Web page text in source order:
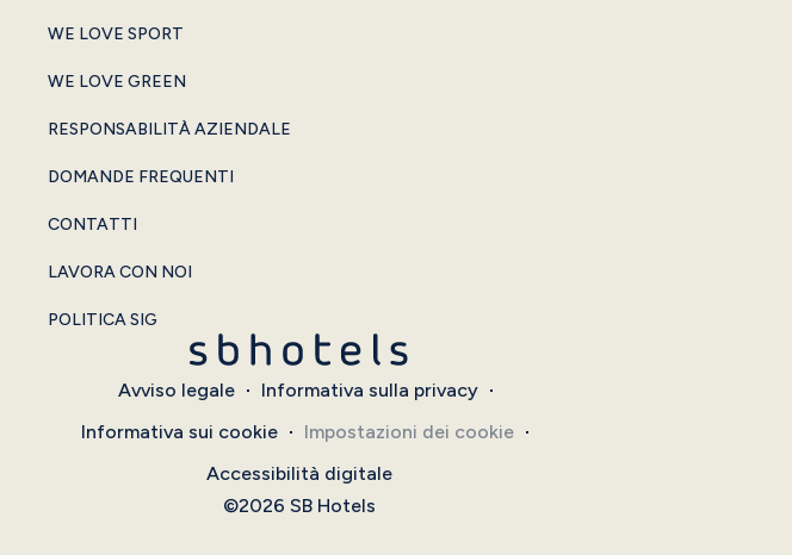
WE LOVE SPORT
WE LOVE GREEN
RESPONSABILITÀ AZIENDALE
DOMANDE FREQUENTI
CONTATTI
LAVORA CON NOI
POLITICA SIG
Avviso legale
Informativa sulla privacy
Informativa sui cookie
Impostazioni dei cookie
Accessibilità digitale
©2026 SB Hotels